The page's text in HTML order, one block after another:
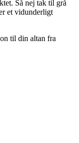
Så nej tak til grå
et vidunderligt
til din altan fra